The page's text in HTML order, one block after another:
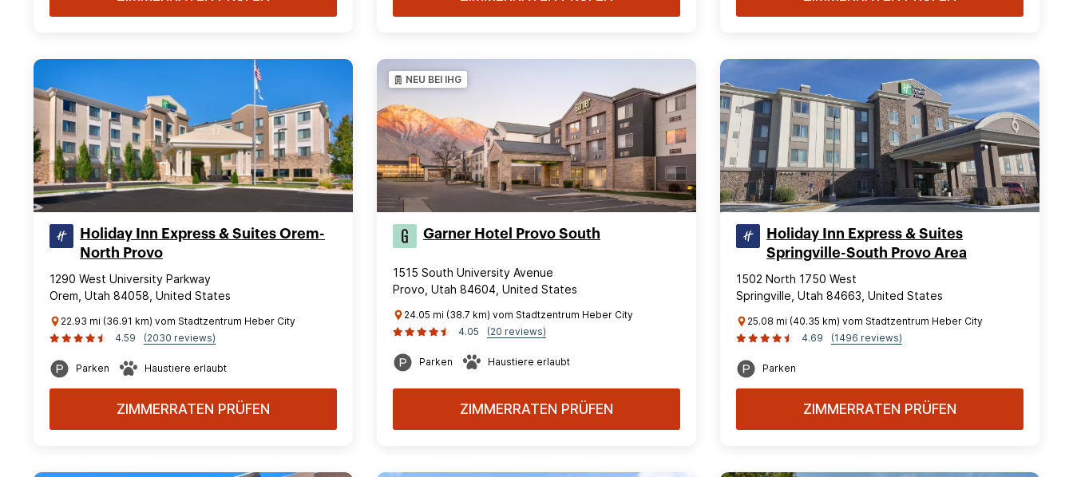
Holiday Inn Express & Suites Orem-
North Provo
1290 West University Parkway
Orem, Utah 84058, United States
22.93 mi (36.91 km) vom Stadtzentrum Heber City
4.59
(2030 reviews)
Parken Haustiere erlaubt
ZIMMERRATEN PRÜFEN
NEU BEI IHG
Garner Hotel Provo South
1515 South University Avenue
Provo, Utah 84604, United States
24.05 mi (38.7 km) vom Stadtzentrum Heber City
4.05
(20 reviews)
Parken Haustiere erlaubt
ZIMMERRATEN PRÜFEN
Holiday Inn Express & Suites
Springville-South Provo Area
1502 North 1750 West
Springville, Utah 84663, United States
25.08 mi (40.35 km) vom Stadtzentrum Heber City
4.69
(1496 reviews)
Parken
ZIMMERRATEN PRÜFEN